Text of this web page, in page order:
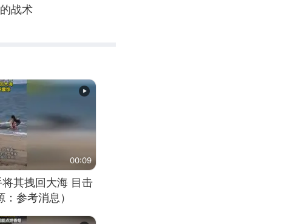
战术
00:09
其拽回大海 目击
参考消息）